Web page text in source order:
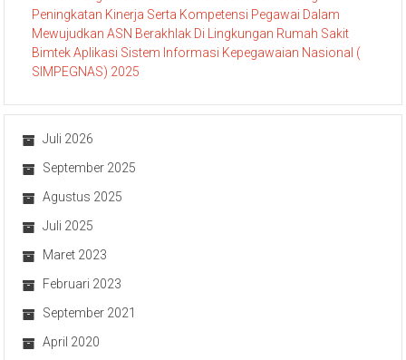
Peningkatan Kinerja Serta Kompetensi Pegawai Dalam
Mewujudkan ASN Berakhlak Di Lingkungan Rumah Sakit
Bimtek Aplikasi Sistem Informasi Kepegawaian Nasional (
SIMPEGNAS) 2025
Juli 2026
September 2025
Agustus 2025
Juli 2025
Maret 2023
Februari 2023
September 2021
April 2020